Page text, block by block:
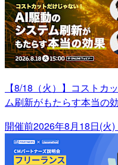
【8/18（火）】コストカ
ム刷新がもたらす本当の
開催前2026年8月18日(火)